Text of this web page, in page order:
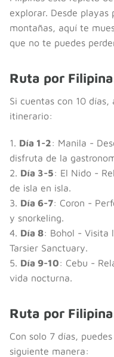
explorar. Desde playas
montañas, aquí te
que no te puedes
Ruta por
Si cuentas con 10
itinerario:
1. Día 1-2: Manila -
disfruta de la
2. Día 3-5: El Nido -
de isla en isla.
3. Día 6-7: Coron -
y snorkeling.
4. Día 8: Bohol - Visita
Tarsier Sanctuary.
5. Día 9-10: Cebu -
vida nocturna.
Ruta por
Con solo 7 días,
siguiente manera: